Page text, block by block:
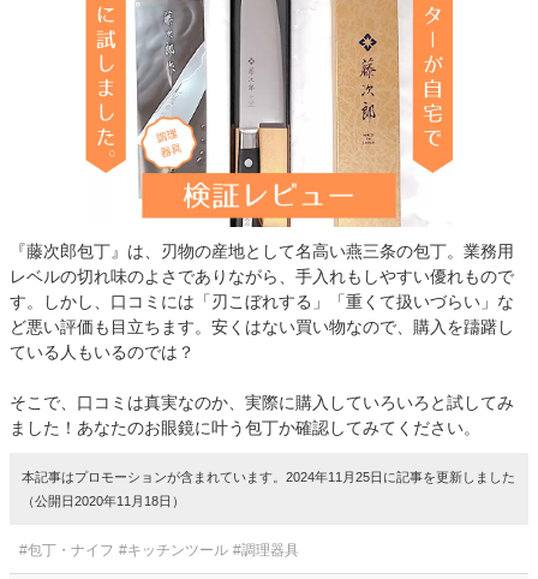
『藤次郎包丁』は、刃物の産地として名高い燕三条の包丁。業務用
レベルの切れ味のよさでありながら、手入れもしやすい優れもので
す。しかし、口コミには「刃こぼれする」「重くて扱いづらい」な
ど悪い評価も目立ちます。安くはない買い物なので、購入を躊躇し
ている人もいるのでは？
そこで、口コミは真実なのか、実際に購入していろいろと試してみ
ました！あなたのお眼鏡に叶う包丁か確認してみてください。
本記事はプロモーションが含まれています。2024年11月25日に記事を更新しました
（公開日2020年11月18日）
#包丁・ナイフ #キッチンツール #調理器具